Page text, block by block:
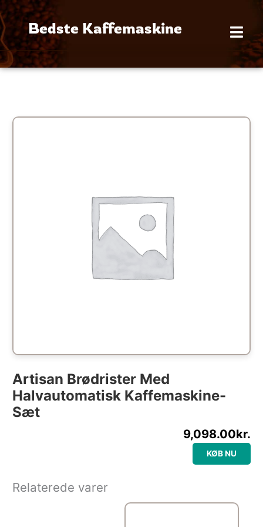
til
indholdetBedste Kaffemaskine
Artisan Brødrister Med
Halvautomatisk Kaffemaskine-
Sæt
9,098.00kr.
KØB NU
Relaterede varer